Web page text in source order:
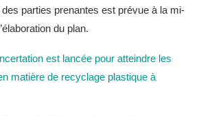
parties prenantes est prévue à la mi-
du plan.
est lancée pour atteindre les
matière de recyclage plastique à